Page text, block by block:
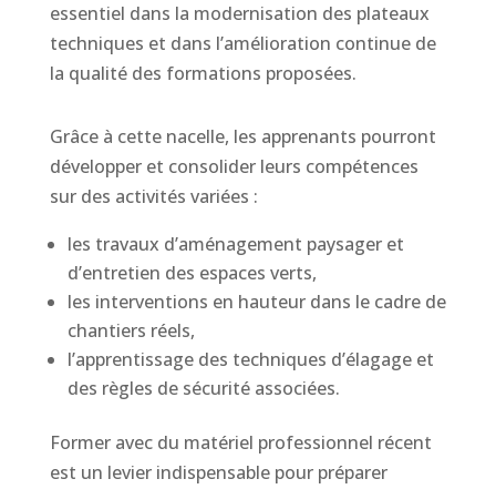
essentiel dans la modernisation des plateaux
techniques et dans l’amélioration continue de
la qualité des formations proposées.
Grâce à cette nacelle, les apprenants pourront
développer et consolider leurs compétences
sur des activités variées :
les travaux d’aménagement paysager et
d’entretien des espaces verts,
les interventions en hauteur dans le cadre de
chantiers réels,
l’apprentissage des techniques d’élagage et
des règles de sécurité associées.
Former avec du matériel professionnel récent
est un levier indispensable pour préparer